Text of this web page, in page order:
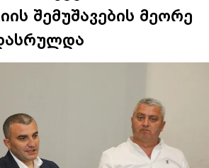
შემუშავების მეორე